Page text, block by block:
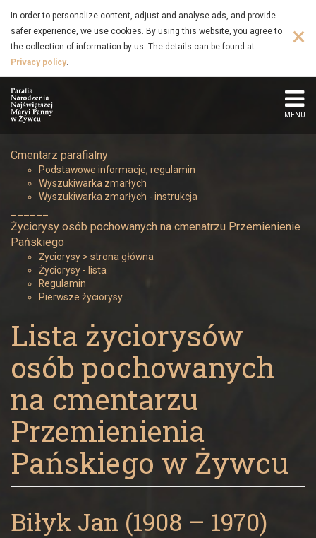
Biłyk
Jan
(1908
–
1970)
Parafia
Narodzenia
Najświętszej
Maryi
Panny
w
Żywcu
to
main
content
In order to personalize content, adjust and analyse ads, and provide
safer experience, we use cookies. By using this website, you agree to
the collection of information by us. The details can be found at:
Privacy policy.
×
MENU
Cmentarz parafialny
Podstawowe informacje, regulamin
Wyszukiwarka zmarłych
Wyszukiwarka zmarłych - instrukcja
Życiorysy osób pochowanych na cmenatrzu Przemienienie
Pańskiego
Życiorysy > strona główna
Życiorysy - lista
Regulamin
Pierwsze życiorysy…
Lista życiorysów
osób pochowanych
na cmentarzu
Przemienienia
Pańskiego w Żywcu
Biłyk Jan (1908 – 1970)